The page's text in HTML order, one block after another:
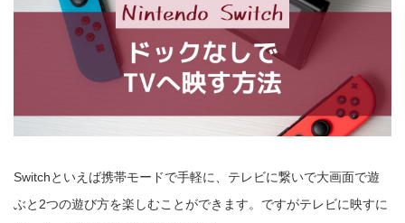
Switchといえば携帯モードで手軽に、テレビに繋いで大画面で遊
ぶと2つの遊び方を楽しむことができます。ですがテレビに映すに